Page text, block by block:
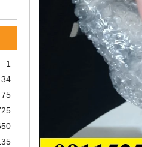
1
34
75